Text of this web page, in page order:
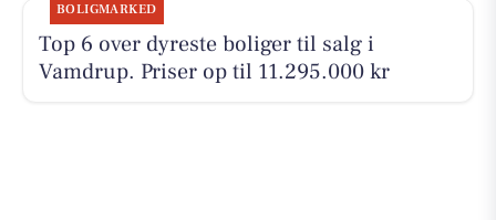
BOLIGMARKED
Top 6 over dyreste boliger til salg i
Vamdrup. Priser op til 11.295.000 kr